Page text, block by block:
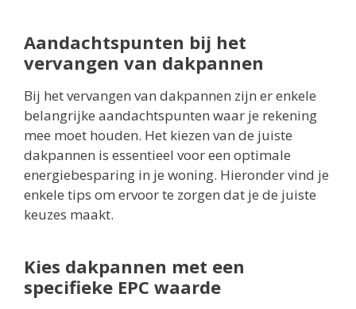
Aandachtspunten bij het
vervangen van dakpannen
Bij het vervangen van dakpannen zijn er enkele
belangrijke aandachtspunten waar je rekening
mee moet houden. Het kiezen van de juiste
dakpannen is essentieel voor een optimale
energiebesparing in je woning. Hieronder vind je
enkele tips om ervoor te zorgen dat je de juiste
keuzes maakt.
Kies dakpannen met een
specifieke EPC waarde